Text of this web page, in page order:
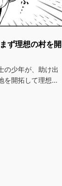
ず理想の村を開
の少年が、助け出
を開拓して理想の